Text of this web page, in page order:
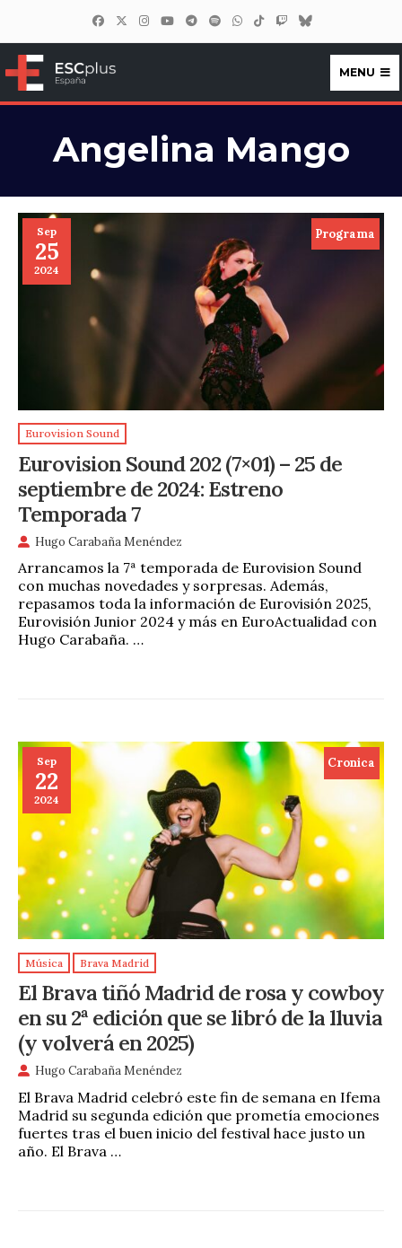
ESCplus España
MENU
Angelina Mango
Sep
25
2024
Programa
Eurovision Sound
Eurovision Sound 202 (7×01) – 25 de
septiembre de 2024: Estreno
Temporada 7
Hugo Carabaña Menéndez
Arrancamos la 7ª temporada de Eurovision Sound
con muchas novedades y sorpresas. Además,
repasamos toda la información de Eurovisión 2025,
Eurovisión Junior 2024 y más en EuroActualidad con
Hugo Carabaña. …
Sep
22
2024
Cronica
Música Brava Madrid
El Brava tiñó Madrid de rosa y cowboy
en su 2ª edición que se libró de la lluvia
(y volverá en 2025)
Hugo Carabaña Menéndez
El Brava Madrid celebró este fin de semana en Ifema
Madrid su segunda edición que prometía emociones
fuertes tras el buen inicio del festival hace justo un
año. El Brava …